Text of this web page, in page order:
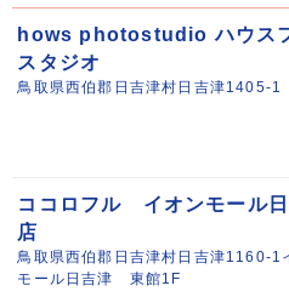
hows photostudio ハウス
スタジオ
鳥取県西伯郡日吉津村日吉津1405-1
ココロフル イオンモール
店
鳥取県西伯郡日吉津村日吉津1160-1
モール日吉津 東館1F